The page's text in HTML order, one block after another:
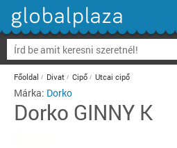
Főoldal Divat Cipő Utcai cipő
Márka: Dorko
Dorko GINNY K